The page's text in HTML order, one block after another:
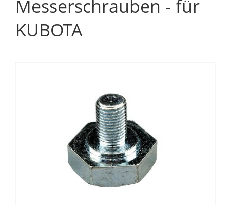
Messerschrauben - für
KUBOTA